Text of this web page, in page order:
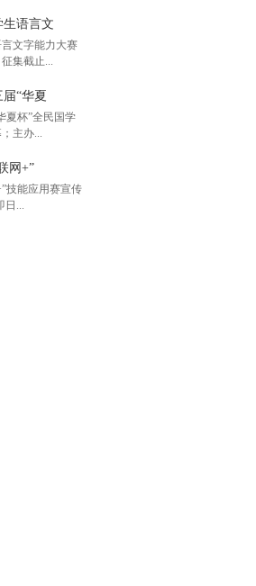
生语言文
文字能力大赛
集截止...
届“华夏
夏杯”全民国学
主办...
网+”
技能应用赛宣传
日...